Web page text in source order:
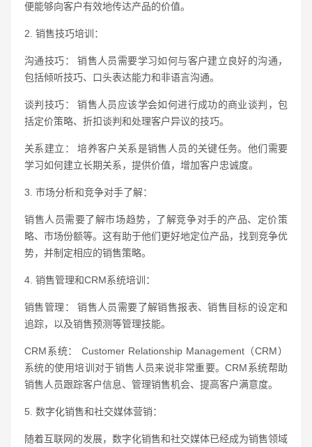
便能够向客户有效地传达产品的价值。
2. 销售技巧培训：
沟通技巧： 销售人员需要学习如何与客户建立良好的沟通，
包括倾听技巧、口头表达能力和非语言沟通。
谈判技巧： 销售人员应该学会如何进行成功的商业谈判，包
括定价策略、折扣谈判和处理客户异议的技巧。
关系建立： 培养客户关系是销售人员的关键任务。他们需要
学习如何建立长期关系，提供价值，增加客户忠诚度。
3. 市场分析和竞争对手了解：
销售人员需要了解市场趋势，了解竞争对手的产品、定价策
略、市场份额等。这有助于他们更好地定位产品，找到竞争优
势，并制定相应的销售策略。
4. 销售管理和CRM系统培训：
销售管理： 销售人员需要了解销售报表、销售目标的设定和
追踪，以及销售预测等管理技能。
CRM系统： Customer Relationship Management（CRM）
系统的使用培训对于销售人员来说非常重要。CRM系统帮助
销售人员跟踪客户信息、管理销售机会、提高客户满意度。
5. 数字化销售和社交媒体营销：
随着互联网的发展，数字化销售和社交媒体已经成为销售领域